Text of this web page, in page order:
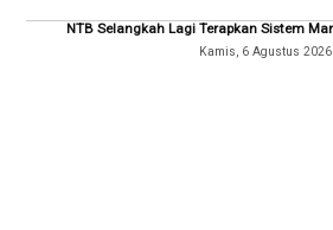
NTB Selangkah Lagi Terapkan Sistem
Kamis, 6 Agustus 2026